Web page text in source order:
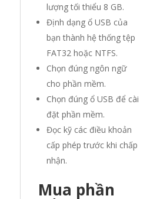
lượng tối thiểu 8 GB.
Định dạng ổ USB của
bạn thành hệ thống tệp
FAT32 hoặc NTFS.
Chọn đúng ngôn ngữ
cho phần mềm.
Chọn đúng ổ USB để cài
đặt phần mềm.
Đọc kỹ các điều khoản
cấp phép trước khi chấp
nhận.
Mua phần